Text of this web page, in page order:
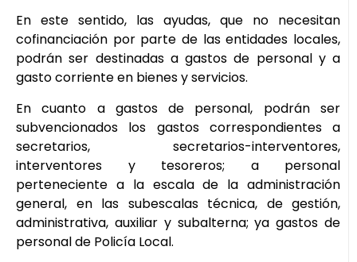
En este sentido, las ayudas, que no necesitan
cofinanciación por parte de las entidades locales,
podrán ser destinadas a gastos de personal y a
gasto corriente en bienes y servicios.
En cuanto a gastos de personal, podrán ser
subvencionados los gastos correspondientes a
secretarios, secretarios-interventores,
interventores y tesoreros; a personal
perteneciente a la escala de la administración
general, en las subescalas técnica, de gestión,
administrativa, auxiliar y subalterna; ya gastos de
personal de Policía Local.